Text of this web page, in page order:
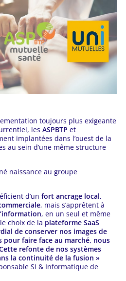
toujours plus exigeante
les ASPBTP et
implantées dans l’ouest de la
au sein d’une même structure
naissance au groupe
d’un fort ancrage local,
, mais s’apprêtent à
, en un seul et même
choix de la plateforme SaaS
de conserver nos images de
pour faire face au marché, nous
refonte de nos systèmes
la continuité de la fusion »
SI & Informatique de